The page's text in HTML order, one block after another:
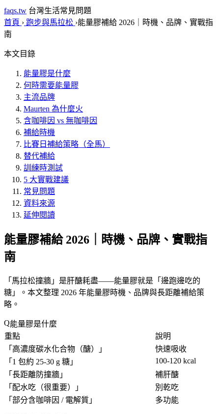
faqs.tw 台灣生活常見問題
首頁 › 跑步與馬拉松 ›能量膠補給 2026｜時機、品牌、實戰指
南
本文目錄
能量膠是什麼
何時需要能量膠
主流品牌
Maurten 為什麼火
含咖啡因 vs 無咖啡因
補給時機
比賽日補給策略（全馬）
替代補給
訓練時測試
5 大實戰建議
常見問題
資料來源
延伸閱讀
能量膠補給 2026｜時機、品牌、實戰指
南
「 馬拉松撞牆 」是肝醣耗盡——能量膠就是「 邊跑邊吃的
糖 」。本文整理 2026 年能量膠時機、品牌與長距離補給策
略。
能量膠是什麼
重點
說明
「 高濃度碳水化合物（醣） 」
快速吸收
「 1 包約 25-30 g 糖 」
100-120 kcal
「 長距離防撞牆 」
補肝醣
「 配水吃（很重要） 」
別乾吃
「 部分含咖啡因 / 電解質 」 多功能